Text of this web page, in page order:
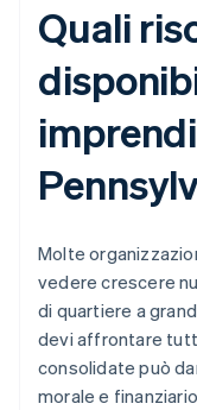
Quali
Molte
vedere crescere
di quartiere a
devi affrontare
consolidate può
morale e